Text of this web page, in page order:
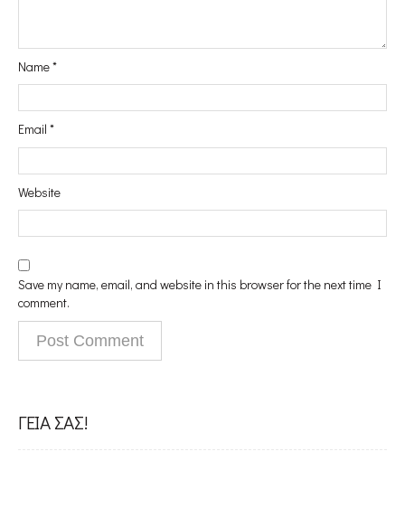
Name*
Email *
Website
Save my name, email, and website in this browser for the next time I
comment.
ΓΕΙΑ ΣΑΣ!